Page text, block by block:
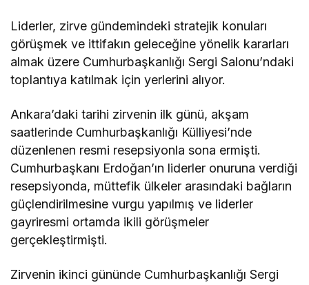
Liderler, zirve gündemindeki stratejik konuları
görüşmek ve ittifakın geleceğine yönelik kararları
almak üzere Cumhurbaşkanlığı Sergi Salonu’ndaki
toplantıya katılmak için yerlerini alıyor.
Ankara’daki tarihi zirvenin ilk günü, akşam
saatlerinde Cumhurbaşkanlığı Külliyesi’nde
düzenlenen resmi resepsiyonla sona ermişti.
Cumhurbaşkanı Erdoğan’ın liderler onuruna verdiği
resepsiyonda, müttefik ülkeler arasındaki bağların
güçlendirilmesine vurgu yapılmış ve liderler
gayriresmi ortamda ikili görüşmeler
gerçekleştirmişti.
Zirvenin ikinci gününde Cumhurbaşkanlığı Sergi